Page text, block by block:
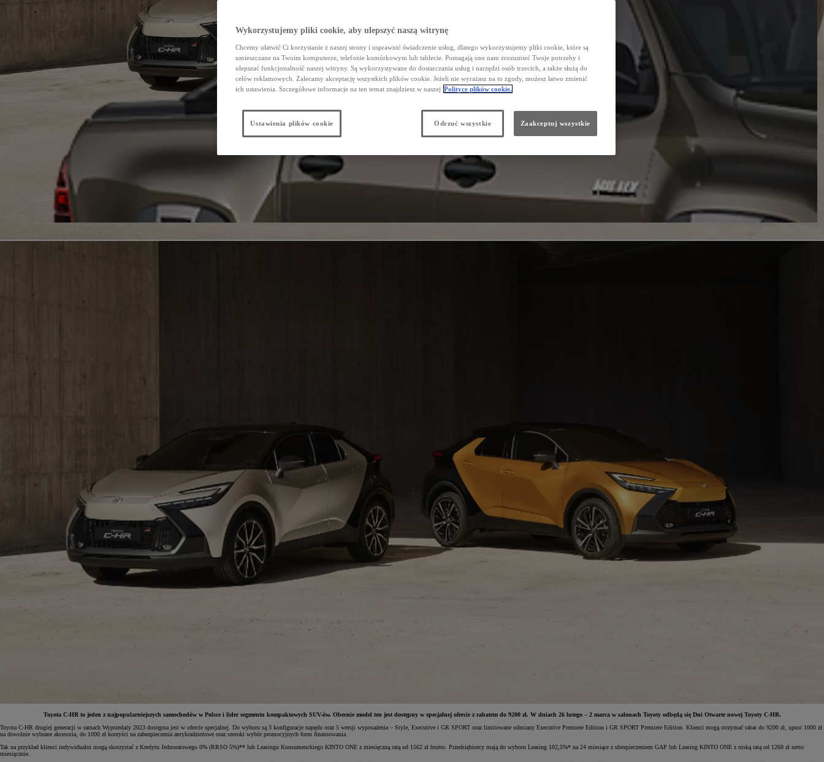
Od197 400 złnetto
Toyota C-HR to jeden z najpopularniejszych samochodów w Polsce i lider segmentu kompaktowych SUV-ów. Obecnie model ten jest dostępny w specjalnej ofercie z rabatem do 9200 zł. W dniach 26 lutego – 2 marca w salonach Toyoty odbędą się Dni Otwarte nowej Toyoty C-HR.
Toyota C-HR drugiej generacji w ramach Wyprzedaży 2023 dostępna jest w ofercie specjalnej. Do wyboru są 3 konfiguracje napędu oraz 5 wersji wyposażenia – Style, Executive i GR SPORT oraz limitowane odmiany Executive Premiere Edition i GR SPORT Premiere Edition. Klienci mogą otrzymać rabat do 9200 zł, upust 1000 zł
na dowolnie wybrane akcesoria, do 1000 zł korzyści na zabezpieczenia antykradzieżowe oraz szeroki wybór promocyjnych form finansowania.
Tak na przykład klienci indywidualni mogą skorzystać z Kredytu Jednoratowego 0% (RRSO 5%)** lub Leasingu Konsumenckiego KINTO ONE z miesięczną ratą od 1562 zł brutto. Przedsiębiorcy mają do wyboru Leasing 102,5%* na 24 miesiące z ubezpieczeniem GAP lub Leasing KINTO ONE z niską ratą od 1268 zł netto
miesięcznie.
Wykorzystujemy pliki cookie, aby ulepszyć naszą witrynę
Chcemy ułatwić Ci korzystanie z naszej strony i usprawnić świadczenie usług, dlatego wykorzystujemy pliki cookie, które są
umieszczane na Twoim komputerze, telefonie komórkowym lub tablecie. Pomagają one nam zrozumieć Twoje potrzeby i
ulepszać funkcjonalność naszej witryny. Są wykorzystywane do dostarczania usług i narzędzi osób trzecich, a także służą do
celów reklamowych. Zalecamy akceptację wszystkich plików cookie. Jeżeli nie wyrażasz na to zgody, możesz łatwo zmienić
ich ustawienia. Szczegółowe informacje na ten temat znajdziesz w naszej Polityce plików cookie.
Odrzuć wszystkie Zaakceptuj wszystkie
Ustawienia plików cookie